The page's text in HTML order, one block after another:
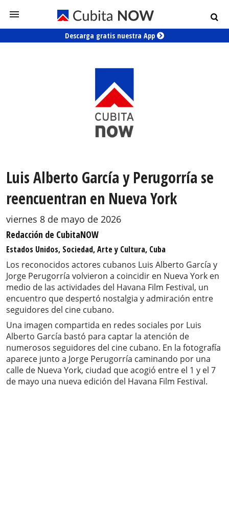
Descarga gratis nuestra App
Luis Alberto García y Perugorría se
reencuentran en Nueva York
viernes 8 de mayo de 2026
Redacción de CubitaNOW
Estados Unidos, Sociedad, Arte y Cultura, Cuba
Los reconocidos actores cubanos Luis Alberto García y
Jorge Perugorría volvieron a coincidir en Nueva York en
medio de las actividades del Havana Film Festival, un
encuentro que despertó nostalgia y admiración entre
seguidores del cine cubano.
Una imagen compartida en redes sociales por Luis
Alberto García bastó para captar la atención de
numerosos seguidores del cine cubano. En la fotografía
aparece junto a Jorge Perugorría caminando por una
calle de Nueva York, ciudad que acogió entre el 1 y el 7
de mayo una nueva edición del Havana Film Festival.